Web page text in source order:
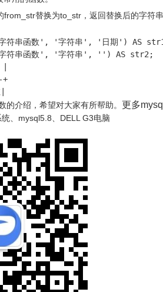
from_str替换为to_str，返回替换后的字符
字符串函数', '字符串', '日期') AS
串函数', '字符串', '') AS str2;
的介绍，希望对大家有所帮助。 更多
、mysql5.8、DELL G3电脑